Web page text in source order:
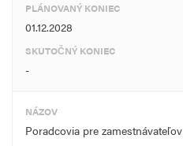
PLÁNOVANÝ KONIEC
01.12.2028
SKUTOČNÝ KONIEC
-
NÁZOV
Poradcovia pre zamestnávateľov